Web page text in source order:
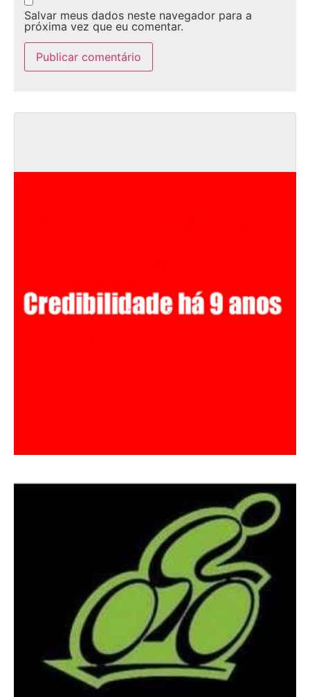
Salvar meus dados neste navegador para a
próxima vez que eu comentar.